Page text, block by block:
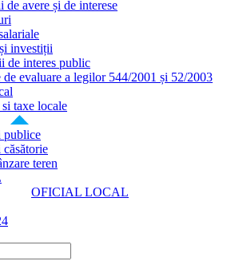
de avere și de interese
investiții
de interes public
de evaluare a legilor 544/2001 și 52/2003
taxe locale
publice
teren
OFICIAL LOCAL